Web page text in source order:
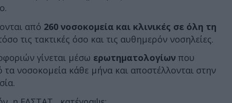
από 260 νοσοκομεία και κλινικές σε όλη τη
τις τακτικές όσο και τις αυθημερόν νοσηλείες.
γίνεται μέσω ερωτηματολογίων που
νοσοκομεία κάθε μήνα και αποστέλλονται στην